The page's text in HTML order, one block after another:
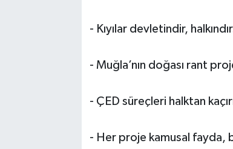
- Kıyılar devletindir,
- Muğla’nın doğası rant
- ÇED süreçleri halktan
- Her proje kamusal fayda,